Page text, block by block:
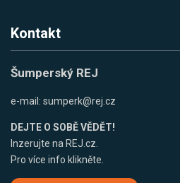
Kontakt
Šumperský REJ
e-mail: sumperk@rej.cz
DEJTE O SOBĚ VĚDĚT!
Inzerujte na REJ.cz.
Pro více info klikněte.